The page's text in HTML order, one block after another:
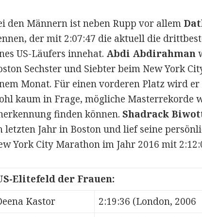
den Männern ist neben Rupp vor allem
der mit 2:07:47 die aktuell die
US-Läufers innehat. Abdi Abdirahman
Sechster und Siebter beim New York
Monat. Für einen vorderen Platz wird
kaum in Frage, mögliche Masterrekorde
finden können.Shadrack
letzten Jahr in Boston und lief seine
York City Marathon im Jahr 2016 mit
Elitefeld der Frauen:
Kastor
2:19:36 (London, 2006